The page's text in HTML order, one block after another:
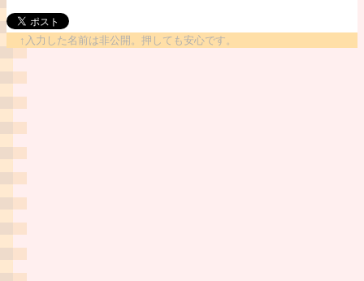
↑入力した名前は非公開。押しても安心です。